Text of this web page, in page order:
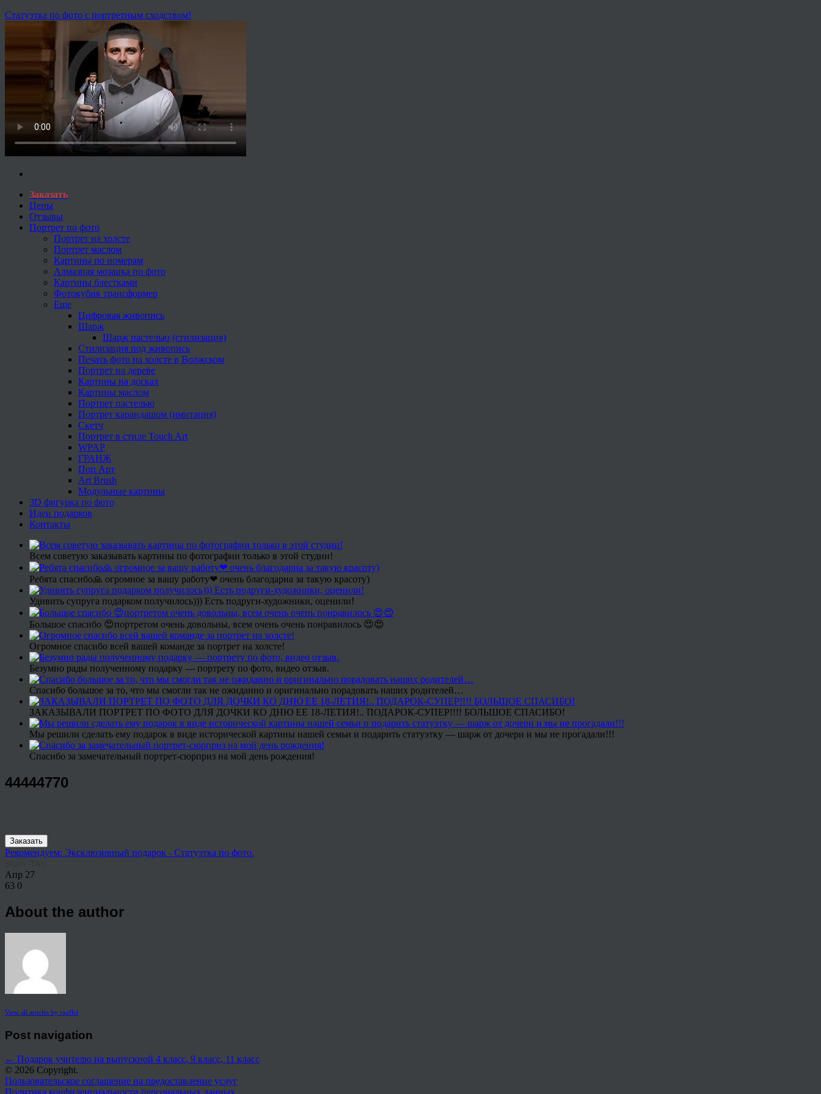
Статуэтка по фото с портретным сходством!
Заказать
Цены
Отзывы
Портрет по фото
Портрет на холсте
Портрет маслом
Картины по номерам
Алмазная мозаика по фото
Картины блестками
Фотокубик трансформер
Еще
Цифровая живопись
Шарж
Шарж пастелью (стилизация)
Стилизация под живопись
Печать фото на холсте в Волжском
Портрет на дереве
Картины на досках
Картины маслом
Портрет пастелью
Портрет карандашом (имитация)
Скетч
Портрет в стиле Touch Art
WPAP
ГРАНЖ
Поп Арт
Art Brush
Модульные картины
3D фигурка по фото
Идеи подарков
Контакты
Всем советую заказывать картины по фотографии только в этой студии!
Ребята спасибо🙏 огромное за вашу работу❤ очень благодарна за такую красоту)
Удивить супруга подарком получилось))) Есть подруги-художники, оценили!
Большое спасибо 😍портретом очень довольны, всем очень очень понравилось 😍😍
Огромное спасибо всей вашей команде за портрет на холсте!
Безумно рады полученному подарку — портрету по фото, видео отзыв.
Спасибо большое за то, что мы смогли так не ожиданно и оригинально порадовать наших родителей…
ЗАКАЗЫВАЛИ ПОРТРЕТ ПО ФОТО ДЛЯ ДОЧКИ КО ДНЮ ЕЕ 18-ЛЕТИЯ!.. ПОДАРОК-СУПЕР!!!! БОЛЬШОЕ СПАСИБО!
Мы решили сделать ему подарок в виде исторической картины нашей семьи и подарить статуэтку — шарж от дочери и мы не прогадали!!!
Спасибо за замечательный портрет-сюрприз на мой день рождения!
44444770
Заказать
Рекомендуем: Эксклюзивный подарок - Статуэтка по фото.
Апр 27
63 0
About the author
View all articles by rauffri
Post navigation
← Подарок учителю на выпускной 4 класс, 9 класс, 11 класс
© 2026 Copyright.
Пользовательское соглашение на предоставление услуг
Политика конфиденциальности персональных данных